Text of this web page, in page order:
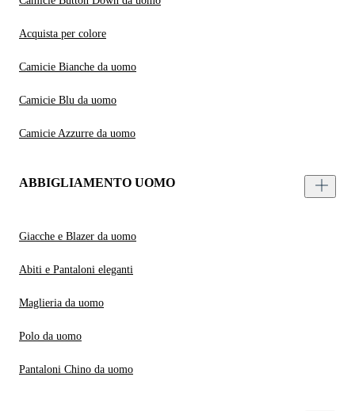
Acquista per colore
Camicie Bianche da uomo
Camicie Blu da uomo
Camicie Azzurre da uomo
ABBIGLIAMENTO UOMO
Giacche e Blazer da uomo
Abiti e Pantaloni eleganti
Maglieria da uomo
Polo da uomo
Pantaloni Chino da uomo